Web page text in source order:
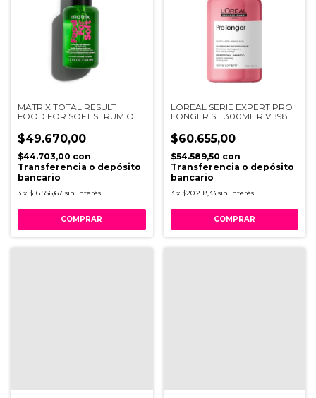
MATRIX TOTAL RESULT
FOOD FOR SOFT SERUM OIL
$49.670,00
$44.703,00 con
Transferencia o depósito
bancario
3 x $16.556,67 sin interés
LOREAL SERIE EXPERT PRO
LONGER SH 300ML R VB98
$60.655,00
$54.589,50 con
Transferencia o depósito
bancario
3 x $20.218,33 sin interés